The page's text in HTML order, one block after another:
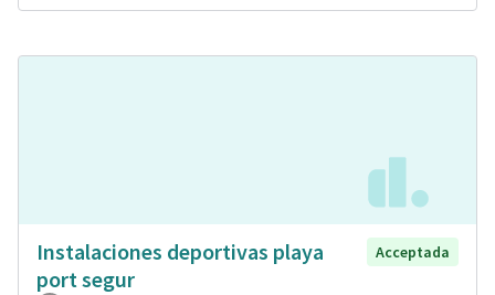
Instalaciones deportivas playa
port segur
Acceptada